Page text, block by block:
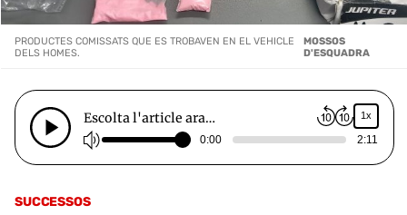
SUCCESSOS
PRODUCTES COMISSATS QUE ES TROBAVEN EN EL VEHICLE
DELS HOMES.
MOSSOS
D'ESQUADRA
Escolta l'article ara… 1x
0:00 2:11